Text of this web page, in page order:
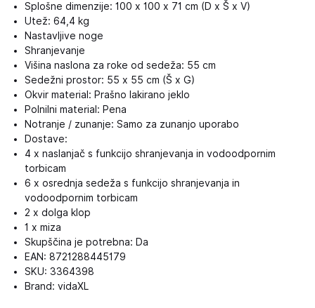
Splošne dimenzije: 100 x 100 x 71 cm (D x Š x V)
Utež: 64,4 kg
Nastavljive noge
Shranjevanje
Višina naslona za roke od sedeža: 55 cm
Sedežni prostor: 55 x 55 cm (Š x G)
Okvir material: Prašno lakirano jeklo
Polnilni material: Pena
Notranje / zunanje: Samo za zunanjo uporabo
Dostave:
4 x naslanjač s funkcijo shranjevanja in vodoodpornim
torbicam
6 x osrednja sedeža s funkcijo shranjevanja in
vodoodpornim torbicam
2 x dolga klop
1 x miza
Skupščina je potrebna: Da
EAN: 8721288445179
SKU: 3364398
Brand: vidaXL